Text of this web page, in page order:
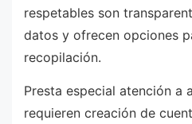
respetables son
datos y ofrecen opciones
recopilación.
Presta especial atención a
requieren creación de